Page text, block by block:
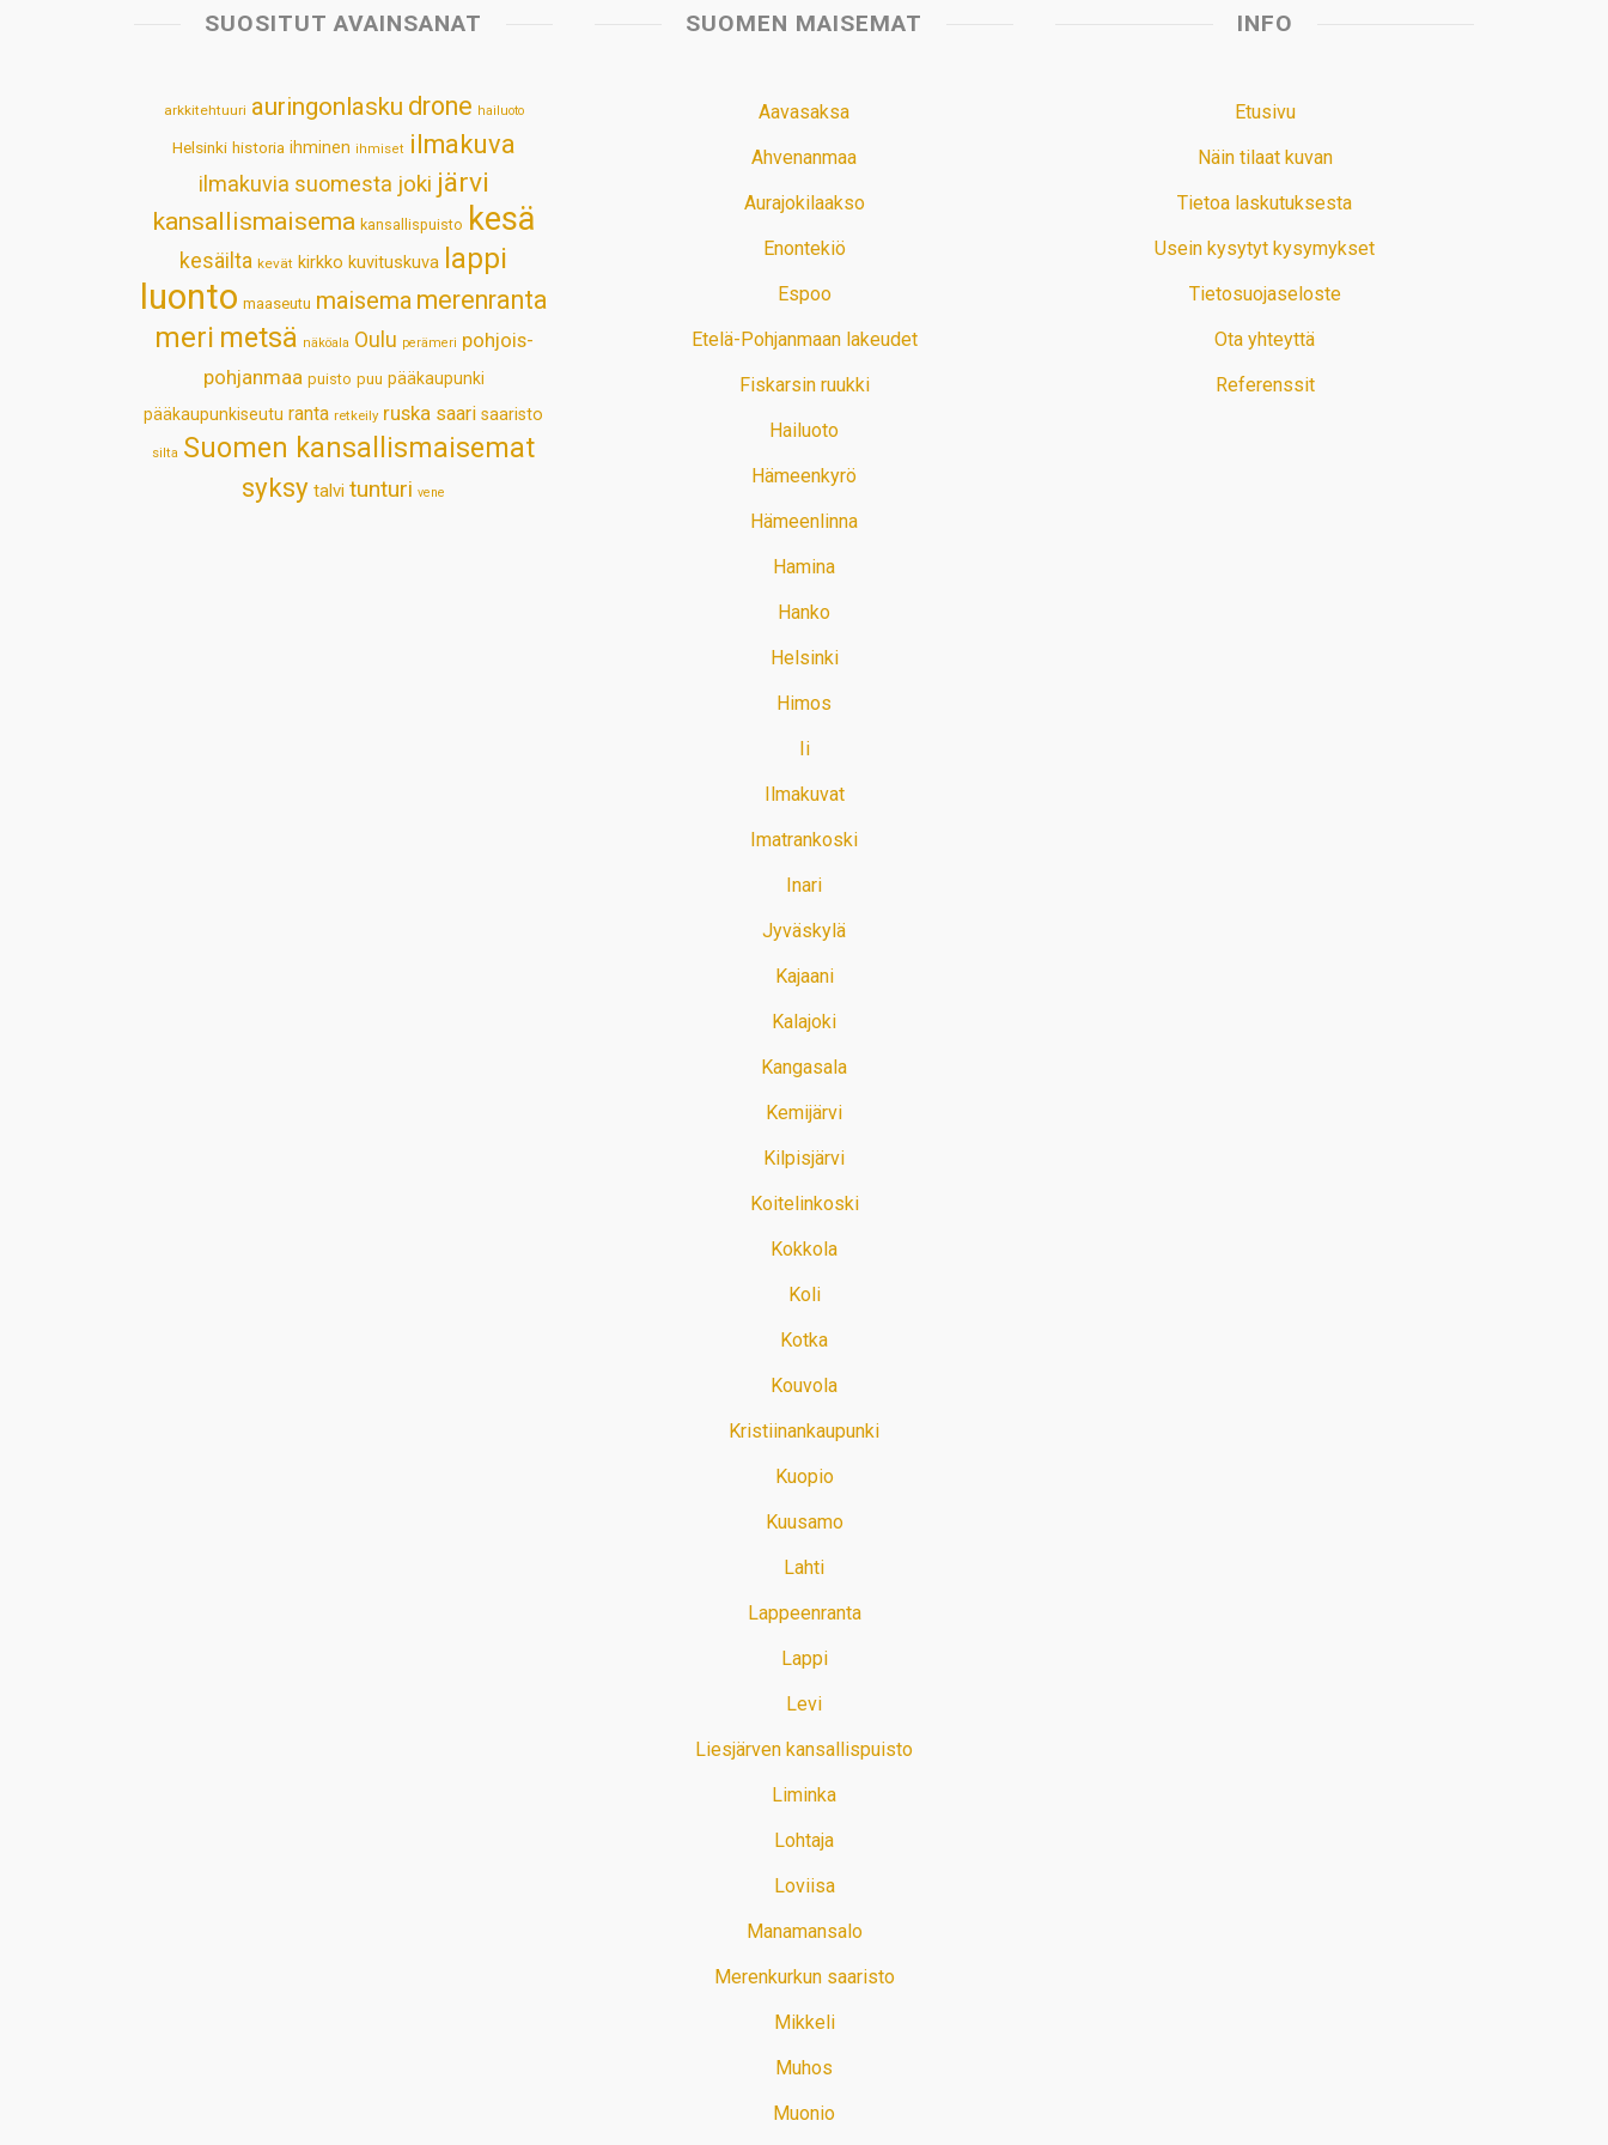
SUOSITUT AVAINSANAT
arkkitehtuuri auringonlasku drone hailuoto
Helsinki historia ihminen ihmiset ilmakuva
ilmakuvia suomesta joki järvi
kansallismaisema kansallispuisto kesä
kesäilta kevät kirkko kuvituskuva lappi
luonto maaseutu maisema merenranta
meri metsä näköala Oulu perämeri pohjois-
pohjanmaa puisto puu pääkaupunki
pääkaupunkiseutu ranta retkeily ruska saari saaristo
silta Suomen kansallismaisemat
syksy talvi tunturi vene
SUOMEN MAISEMAT
Aavasaksa
Ahvenanmaa
Aurajokilaakso
Enontekiö
Espoo
Etelä-Pohjanmaan lakeudet
Fiskarsin ruukki
Hailuoto
Hämeenkyrö
Hämeenlinna
Hamina
Hanko
Helsinki
Himos
Ii
Ilmakuvat
Imatrankoski
Inari
Jyväskylä
Kajaani
Kalajoki
Kangasala
Kemijärvi
Kilpisjärvi
Koitelinkoski
Kokkola
Koli
Kotka
Kouvola
Kristiinankaupunki
Kuopio
Kuusamo
Lahti
Lappeenranta
Lappi
Levi
Liesjärven kansallispuisto
Liminka
Lohtaja
Loviisa
Manamansalo
Merenkurkun saaristo
Mikkeli
Muhos
Muonio
INFO
Etusivu
Näin tilaat kuvan
Tietoa laskutuksesta
Usein kysytyt kysymykset
Tietosuojaseloste
Ota yhteyttä
Referenssit